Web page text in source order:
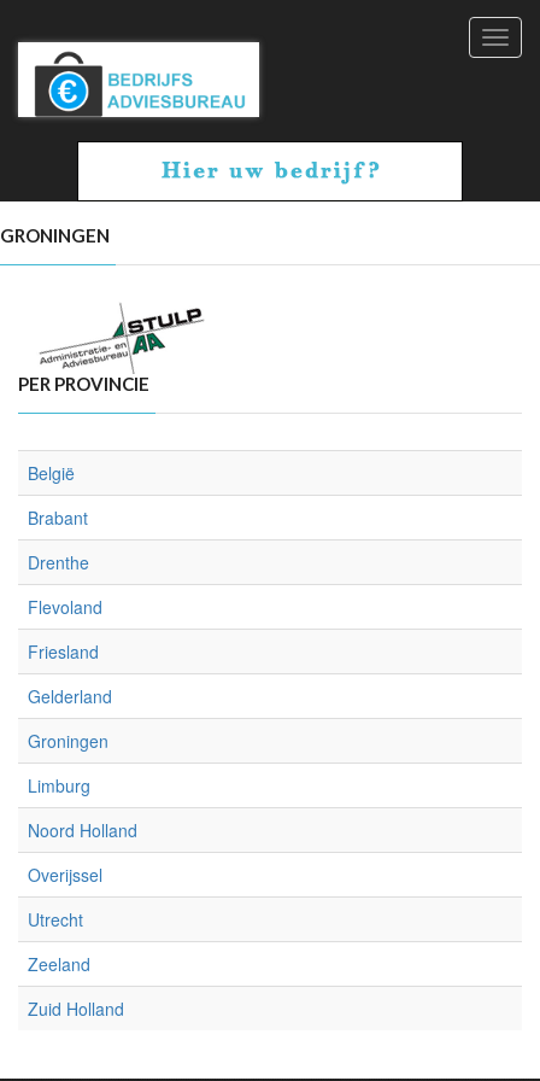
GRONINGEN
PER PROVINCIE
België
Brabant
Drenthe
Flevoland
Friesland
Gelderland
Groningen
Limburg
Noord Holland
Overijssel
Utrecht
Zeeland
Zuid Holland